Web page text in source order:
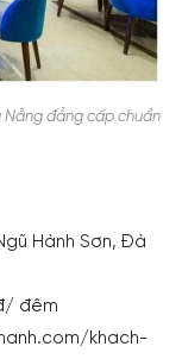
Nẵng đẳng cấp chuẩn
Hành Sơn, Đà
đêm
khach-